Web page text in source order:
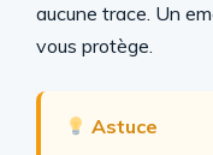
aucune trace. Un
vous protège.
Astuce